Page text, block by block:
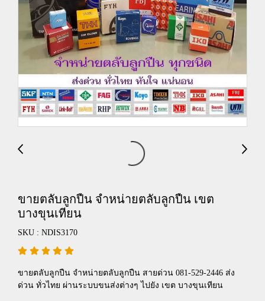
ขายตลับลูกปืน จำหน่ายตลับลูกปืน เขต
บางขุนเทียน
SKU : NDIS3170
ขายตลับลูกปืน จำหน่ายตลับลูกปืน สายด่วน 081-529-2446 ส่ง
ด่วน ทั่วไทย ผ่านระบบขนส่งต่างๆ ไปยัง เขต บางขุนเทียน